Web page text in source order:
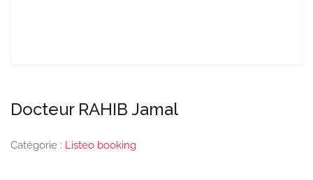
Docteur RAHIB Jamal
Catégorie : Listeo booking